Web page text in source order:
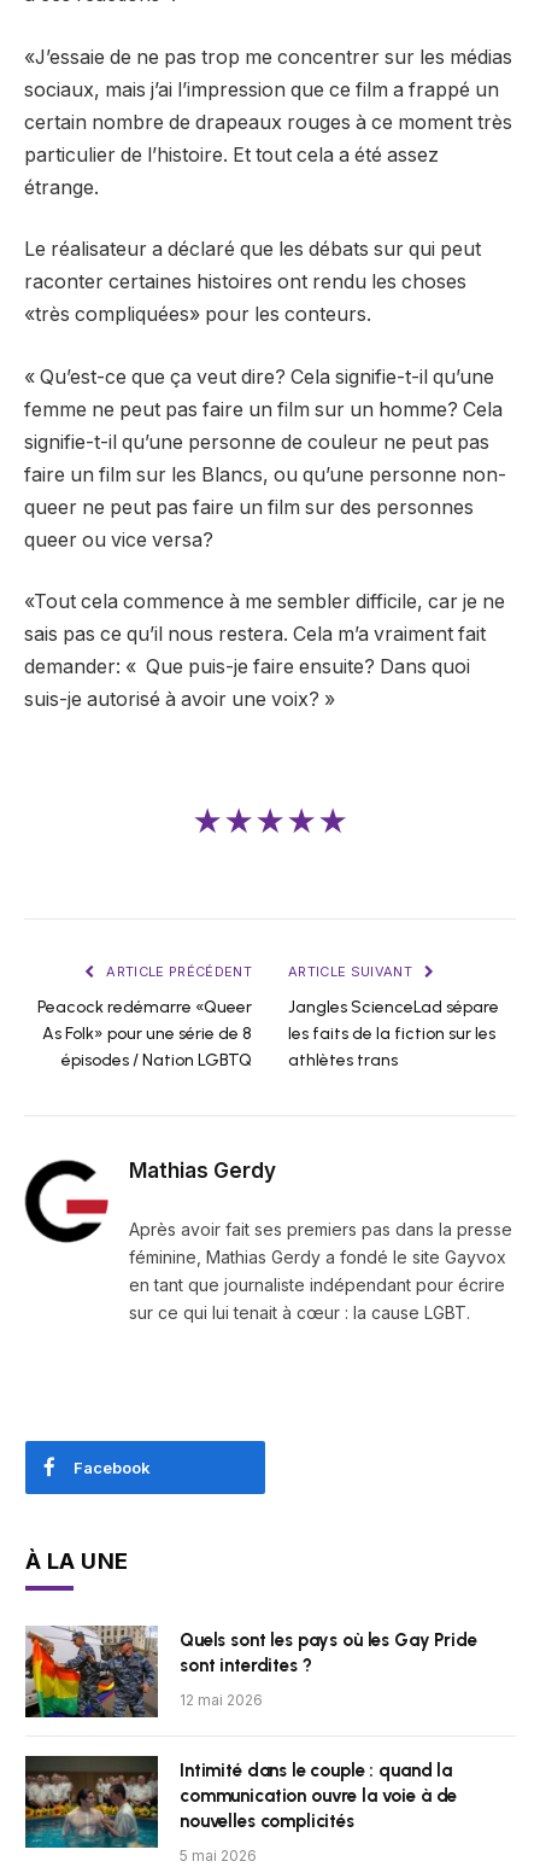
«J’essaie de ne pas trop me concentrer sur les médias
sociaux, mais j’ai l’impression que ce film a frappé un
certain nombre de drapeaux rouges à ce moment très
particulier de l’histoire. Et tout cela a été assez
étrange.
Le réalisateur a déclaré que les débats sur qui peut
raconter certaines histoires ont rendu les choses
«très compliquées» pour les conteurs.
« Qu’est-ce que ça veut dire? Cela signifie-t-il qu’une
femme ne peut pas faire un film sur un homme? Cela
signifie-t-il qu’une personne de couleur ne peut pas
faire un film sur les Blancs, ou qu’une personne non-
queer ne peut pas faire un film sur des personnes
queer ou vice versa?
«Tout cela commence à me sembler difficile, car je ne
sais pas ce qu’il nous restera. Cela m’a vraiment fait
demander: « Que puis-je faire ensuite? Dans quoi
suis-je autorisé à avoir une voix? »
★★★★★
ARTICLE PRÉCÉDENT
Peacock redémarre «Queer
As Folk» pour une série de 8
épisodes / Nation LGBTQ
ARTICLE SUIVANT
Jangles ScienceLad sépare
les faits de la fiction sur les
athlètes trans
Mathias Gerdy
Après avoir fait ses premiers pas dans la presse
féminine, Mathias Gerdy a fondé le site Gayvox
en tant que journaliste indépendant pour écrire
sur ce qui lui tenait à cœur : la cause LGBT.
Facebook
À LA UNE
Quels sont les pays où les Gay Pride
sont interdites ?
12 mai 2026
Intimité dans le couple : quand la
communication ouvre la voie à de
nouvelles complicités
5 mai 2026